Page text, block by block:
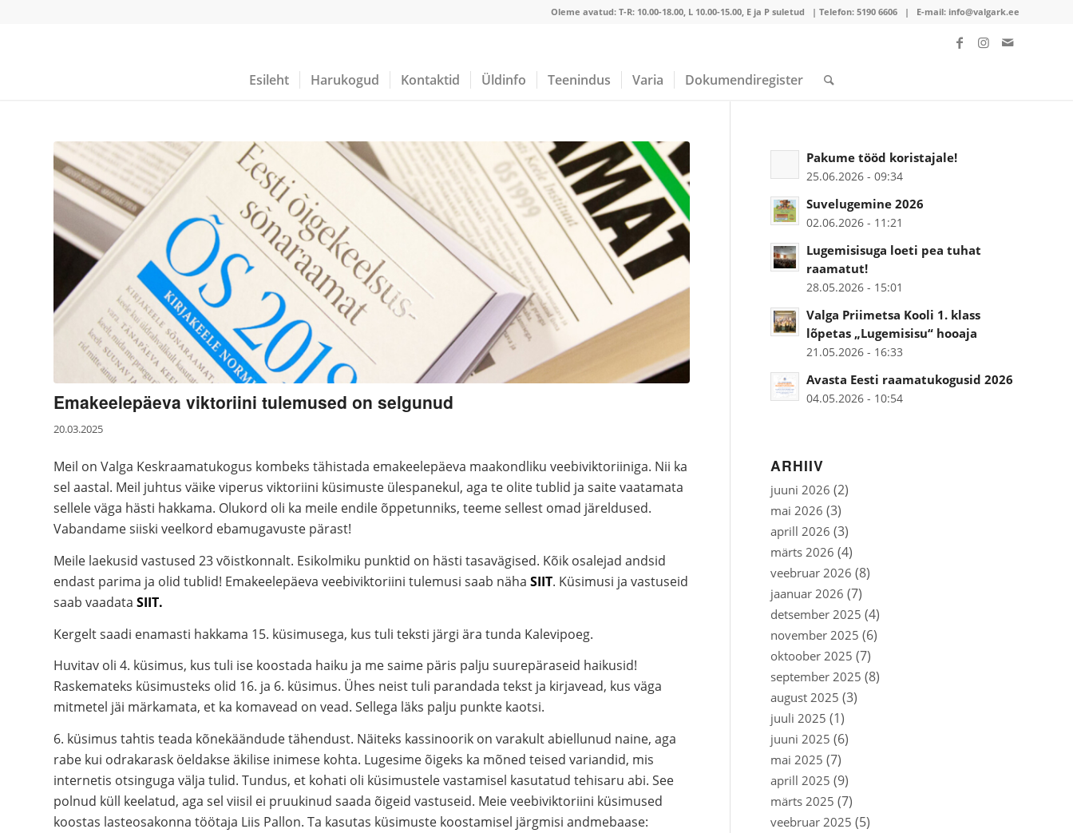
Oleme avatud: T-R: 10.00-18.00, L 10.00-15.00, E ja P suletud | Telefon: 5190 6606 | E-mail: info@valgark.ee
Esileht Harukogud Kontaktid Üldinfo Teenindus Varia Dokumendiregister
Emakeelepäeva viktoriini tulemused on selgunud
20.03.2025
Meil on Valga Keskraamatukogus kombeks tähistada emakeelepäeva maakondliku veebiviktoriiniga. Nii ka
sel aastal. Meil juhtus väike viperus viktoriini küsimuste ülespanekul, aga te olite tublid ja saite vaatamata
sellele väga hästi hakkama. Olukord oli ka meile endile õppetunniks, teeme sellest omad järeldused.
Vabandame siiski veelkord ebamugavuste pärast!
Meile laekusid vastused 23 võistkonnalt. Esikolmiku punktid on hästi tasavägised. Kõik osalejad andsid
endast parima ja olid tublid! Emakeelepäeva veebiviktoriini tulemusi saab näha SIIT. Küsimusi ja vastuseid
saab vaadata SIIT.
Kergelt saadi enamasti hakkama 15. küsimusega, kus tuli teksti järgi ära tunda Kalevipoeg.
Huvitav oli 4. küsimus, kus tuli ise koostada haiku ja me saime päris palju suurepäraseid haikusid!
Raskemateks küsimusteks olid 16. ja 6. küsimus. Ühes neist tuli parandada tekst ja kirjavead, kus väga
mitmetel jäi märkamata, et ka komavead on vead. Sellega läks palju punkte kaotsi.
6. küsimus tahtis teada kõnekäändude tähendust. Näiteks kassinoorik on varakult abiellunud naine, aga
rabe kui odrakarask öeldakse äkilise inimese kohta. Lugesime õigeks ka mõned teised variandid, mis
internetis otsinguga välja tulid. Tundus, et kohati oli küsimustele vastamisel kasutatud tehisaru abi. See
polnud küll keelatud, aga sel viisil ei pruukinud saada õigeid vastuseid. Meie veebiviktoriini küsimused
koostas lasteosakonna töötaja Liis Pallon. Ta kasutas küsimuste koostamisel järgmisi andmebaase:
Pakume tööd koristajale!
25.06.2026 - 09:34
Suvelugemine 2026
02.06.2026 - 11:21
Lugemisisuga loeti pea tuhat
raamatut!
28.05.2026 - 15:01
Valga Priimetsa Kooli 1. klass
lõpetas „Lugemisisu“ hooaja
21.05.2026 - 16:33
Avasta Eesti raamatukogusid 2026
04.05.2026 - 10:54
ARHIIV
juuni 2026 (2)
mai 2026 (3)
aprill 2026 (3)
märts 2026 (4)
veebruar 2026 (8)
jaanuar 2026 (7)
detsember 2025 (4)
november 2025 (6)
oktoober 2025 (7)
september 2025 (8)
august 2025 (3)
juuli 2025 (1)
juuni 2025 (6)
mai 2025 (7)
aprill 2025 (9)
märts 2025 (7)
veebruar 2025 (5)